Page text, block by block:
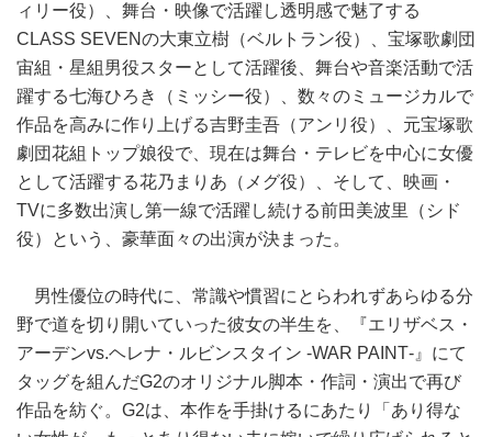
ィリー役）、舞台・映像で活躍し透明感で魅了する
CLASS SEVENの大東立樹（ベルトラン役）、宝塚歌劇団
宙組・星組男役スターとして活躍後、舞台や音楽活動で活
躍する七海ひろき（ミッシー役）、数々のミュージカルで
作品を高みに作り上げる吉野圭吾（アンリ役）、元宝塚歌
劇団花組トップ娘役で、現在は舞台・テレビを中心に女優
として活躍する花乃まりあ（メグ役）、そして、映画・
TVに多数出演し第一線で活躍し続ける前田美波里（シド
役）という、豪華面々の出演が決まった。
男性優位の時代に、常識や慣習にとらわれずあらゆる分
野で道を切り開いていった彼女の半生を、『エリザベス・
アーデンvs.ヘレナ・ルビンスタイン ‐WAR PAINT‐』にて
タッグを組んだG2のオリジナル脚本・作詞・演出で再び
作品を紡ぐ。G2は、本作を手掛けるにあたり「あり得な